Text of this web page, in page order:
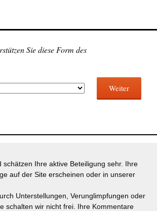
Sie diese Form des
Weiter
Ihre aktive Beteiligung sehr. Ihre
auf der Site erscheinen oder in unserer
Unterstellungen, Verunglimpfungen oder
schalten wir nicht frei. Ihre Kommentare